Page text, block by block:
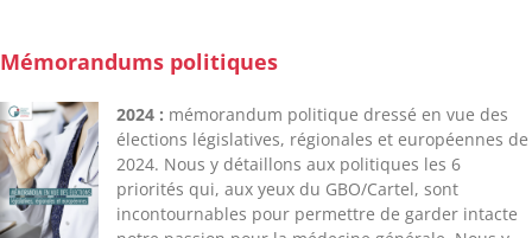
Mémorandums politiques
2024 : mémorandum politique dressé en vue des
élections législatives, régionales et européennes de
2024. Nous y détaillons aux politiques les 6
priorités qui, aux yeux du GBO/Cartel, sont
incontournables pour permettre de garder intacte